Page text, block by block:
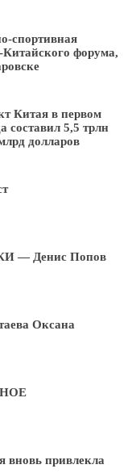
спортивная
форума,
Китая в первом
составил 5,5 трлн
долларов
— Денис Попов
Оксана
вновь привлекла